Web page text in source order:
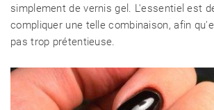
simplement de vernis gel. L'essentiel est
compliquer une telle combinaison, afin
pas trop prétentieuse.
CÉLÉBRITÉS